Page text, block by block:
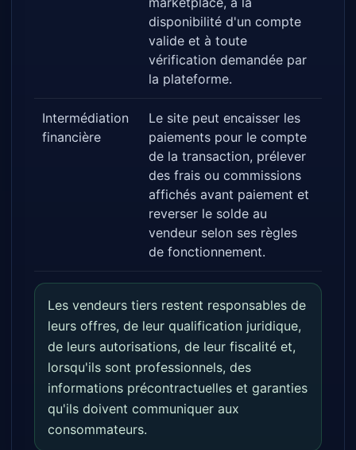
disponibilité d'un compte
valide et à toute
vérification demandée par
la plateforme.
Intermédiation
financière
Le site peut encaisser les
paiements pour le compte
de la transaction, prélever
des frais ou commissions
affichés avant paiement et
reverser le solde au
vendeur selon ses règles
de fonctionnement.
Les vendeurs tiers restent responsables de
leurs offres, de leur qualification juridique,
de leurs autorisations, de leur fiscalité et,
lorsqu'ils sont professionnels, des
informations précontractuelles et garanties
qu'ils doivent communiquer aux
consommateurs.